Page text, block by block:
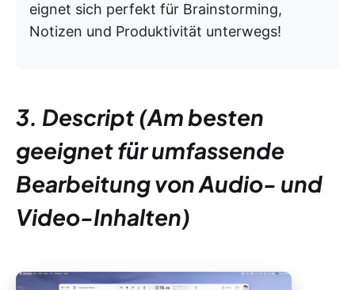
eignet sich perfekt für Brainstorming,
Notizen und Produktivität unterwegs!
3. Descript (Am besten
geeignet für umfassende
Bearbeitung von Audio- und
Video-Inhalten)